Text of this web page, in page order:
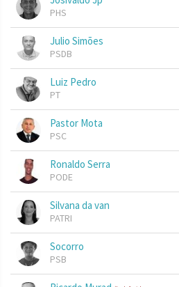
PHS
Julio Simões
PSDB
Luiz Pedro
PT
Pastor Mota
PSC
Ronaldo Serra
PODE
Silvana da van
PATRI
Socorro
PSB